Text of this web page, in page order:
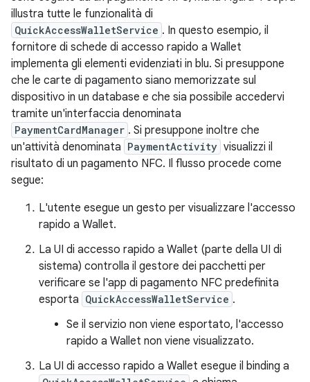
illustra tutte le funzionalità di
QuickAccessWalletService . In questo esempio, il
fornitore di schede di accesso rapido a Wallet
implementa gli elementi evidenziati in blu. Si presuppone
che le carte di pagamento siano memorizzate sul
dispositivo in un database e che sia possibile accedervi
tramite un'interfaccia denominata
PaymentCardManager . Si presuppone inoltre che
un'attività denominata PaymentActivity visualizzi il
risultato di un pagamento NFC. Il flusso procede come
segue:
L'utente esegue un gesto per visualizzare l'accesso
rapido a Wallet.
La UI di accesso rapido a Wallet (parte della UI di
sistema) controlla il gestore dei pacchetti per
verificare se l'app di pagamento NFC predefinita
esporta QuickAccessWalletService .
Se il servizio non viene esportato, l'accesso
rapido a Wallet non viene visualizzato.
La UI di accesso rapido a Wallet esegue il binding a